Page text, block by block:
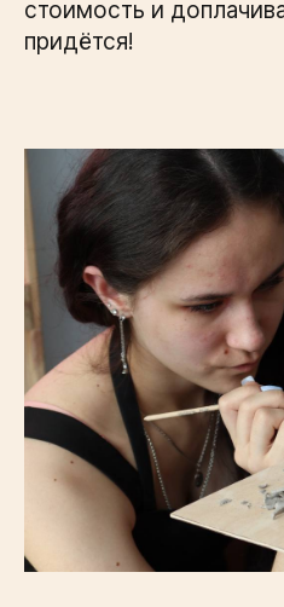
стоимость и
придётся!